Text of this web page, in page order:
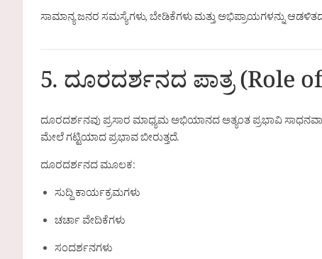
ಸಾಮಾನ್ಯ ಜನರ ಸಮಸ್ಯೆಗಳು, ಬೇಡಿಕೆಗಳು ಮತ್ತು ಅಭಿಪ್ರಾಯಗಳನ್ನು
5. ದೂರದರ್ಶನದ ಪಾತ್ರ (Role
ದೂರದರ್ಶನವು ಪ್ರಸಾರ ಮಾಧ್ಯಮ ಅಭಿಯಾನದ ಅತ್ಯಂತ ಪ್ರಭಾವಿ
ಮೇಲೆ ಗಟ್ಟಿಯಾದ ಪ್ರಭಾವ ಬೀರುತ್ತದೆ.
ದೂರದರ್ಶನದ ಮೂಲಕ:
ಸುದ್ದಿ ಕಾರ್ಯಕ್ರಮಗಳು
ಚರ್ಚಾ ವೇದಿಕೆಗಳು
ಸಂದರ್ಶನಗಳು